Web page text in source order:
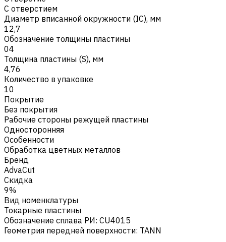
С отверстием
Диаметр вписанной окружности (IC), мм
12,7
Обозначение толщины пластины
04
Толщина пластины (S), мм
4,76
Количество в упаковке
10
Покрытие
Без покрытия
Рабочие стороны режущей пластины
Односторонняя
Особенности
Обработка цветных металлов
Бренд
AdvaCut
Скидка
9%
Вид номенклатуры
Токарные пластины
Обозначение сплава РИ: CU4015
Геометрия передней поверхности: TANN